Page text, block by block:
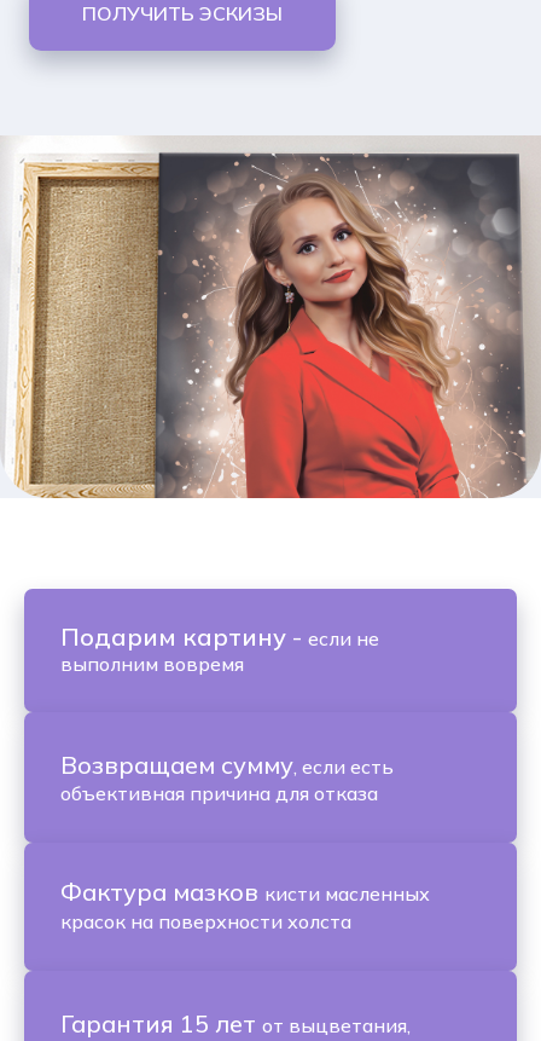
ПОЛУЧИТЬ ЭСКИЗЫ
Подарим картину - если не
выполним вовремя
Возвращаем сумму, если есть
объективная причина для отказа
Фактура мазков кисти масленных
красок на поверхности холста
Гарантия 15 лет от выцветания,